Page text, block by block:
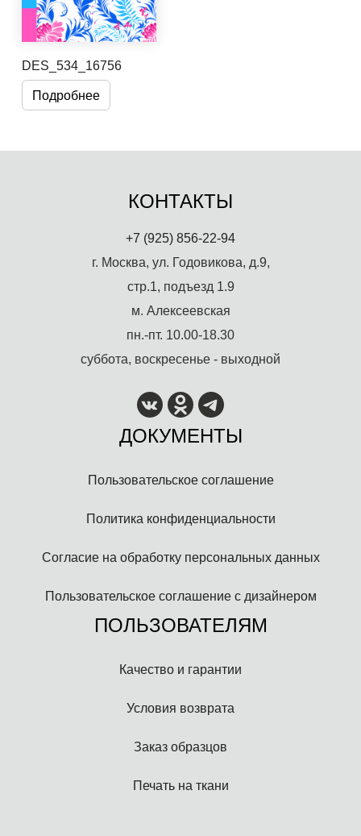
DES_534_16756
Подробнее
КОНТАКТЫ
+7 (925) 856-22-94
г. Москва, ул. Годовикова, д.9,
стр.1, подъезд 1.9
м. Алексеевская
пн.-пт. 10.00-18.30
суббота, воскресенье - выходной
ДОКУМЕНТЫ
Пользовательское соглашение
Политика конфиденциальности
Согласие на обработку персональных данных
Пользовательское соглашение с дизайнером
ПОЛЬЗОВАТЕЛЯМ
Качество и гарантии
Условия возврата
Заказ образцов
Печать на ткани